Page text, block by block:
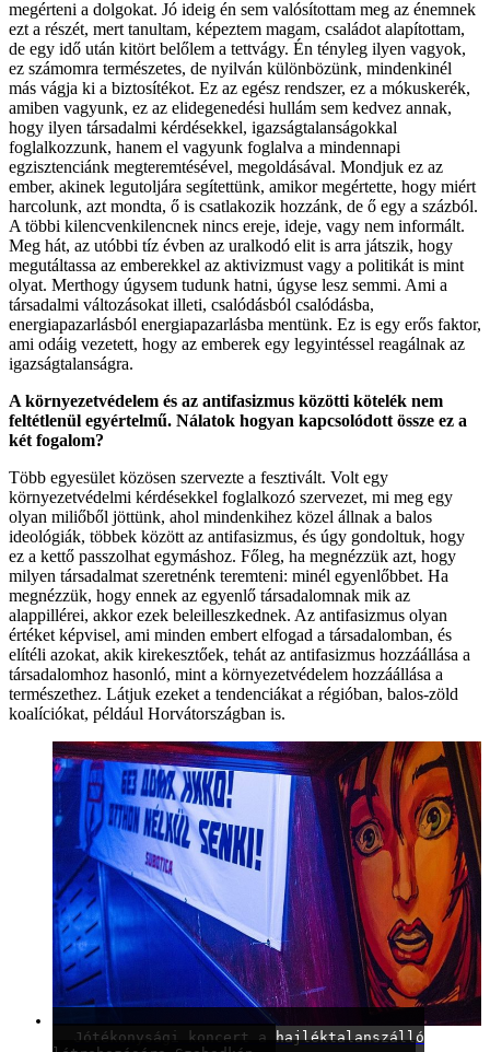
megérteni a dolgokat. Jó ideig én sem valósítottam meg az énemnek
ezt a részét, mert tanultam, képeztem magam, családot alapítottam,
de egy idő után kitört belőlem a tettvágy. Én tényleg ilyen vagyok,
ez számomra természetes, de nyilván különbözünk, mindenkinél
más vágja ki a biztosítékot. Ez az egész rendszer, ez a mókuskerék,
amiben vagyunk, ez az elidegenedési hullám sem kedvez annak,
hogy ilyen társadalmi kérdésekkel, igazságtalanságokkal
foglalkozzunk, hanem el vagyunk foglalva a mindennapi
egzisztenciánk megteremtésével, megoldásával. Mondjuk ez az
ember, akinek legutoljára segítettünk, amikor megértette, hogy miért
harcolunk, azt mondta, ő is csatlakozik hozzánk, de ő egy a százból.
A többi kilencvenkilencnek nincs ereje, ideje, vagy nem informált.
Meg hát, az utóbbi tíz évben az uralkodó elit is arra játszik, hogy
megutáltassa az emberekkel az aktivizmust vagy a politikát is mint
olyat. Merthogy úgysem tudunk hatni, úgyse lesz semmi. Ami a
társadalmi változásokat illeti, csalódásból csalódásba,
energiapazarlásból energiapazarlásba mentünk. Ez is egy erős faktor,
ami odáig vezetett, hogy az emberek egy legyintéssel reagálnak az
igazságtalanságra.
A környezetvédelem és az antifasizmus közötti kötelék nem
feltétlenül egyértelmű. Nálatok hogyan kapcsolódott össze ez a
két fogalom?
Több egyesület közösen szervezte a fesztivált. Volt egy
környezetvédelmi kérdésekkel foglalkozó szervezet, mi meg egy
olyan miliőből jöttünk, ahol mindenkihez közel állnak a balos
ideológiák, többek között az antifasizmus, és úgy gondoltuk, hogy
ez a kettő passzolhat egymáshoz. Főleg, ha megnézzük azt, hogy
milyen társadalmat szeretnénk teremteni: minél egyenlőbbet. Ha
megnézzük, hogy ennek az egyenlő társadalomnak mik az
alappillérei, akkor ezek beleilleszkednek. Az antifasizmus olyan
értéket képvisel, ami minden embert elfogad a társadalomban, és
elítéli azokat, akik kirekesztőek, tehát az antifasizmus hozzáállása a
társadalomhoz hasonló, mint a környezetvédelem hozzáállása a
természethez. Látjuk ezeket a tendenciákat a régióban, balos-zöld
koalíciókat, például Horvátországban is.
Jótékonysági koncert a hajléktalanszálló